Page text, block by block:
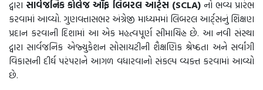
દ્વારાસાર્વજનિક કોલેજ ઑફ લિબરલ આર્ટ્સ (SCLA)નો ભવ્ય પ્રારંભ
કરવામાં આવ્યો. ગુણવત્તાસભર અંગ્રેજી માધ્યમમાં લિબરલ આર્ટ્સનું શિક્ષણ
પ્રદાન કરવાની દિશામાં આ એક મહત્વપૂર્ણ સીમાચિહ્ન છે. આ નવી સંસ્થા
દ્વારા સાર્વજનિક એજ્યુકેશન સોસાયટીની શૈક્ષણિક શ્રેષ્ઠતા અને સર્વાંગી
વિકાસની દીર્ઘ પરંપરાને આગળ વધારવાનો સંકલ્પ વ્યક્ત કરવામાં આવ્યો
છે.